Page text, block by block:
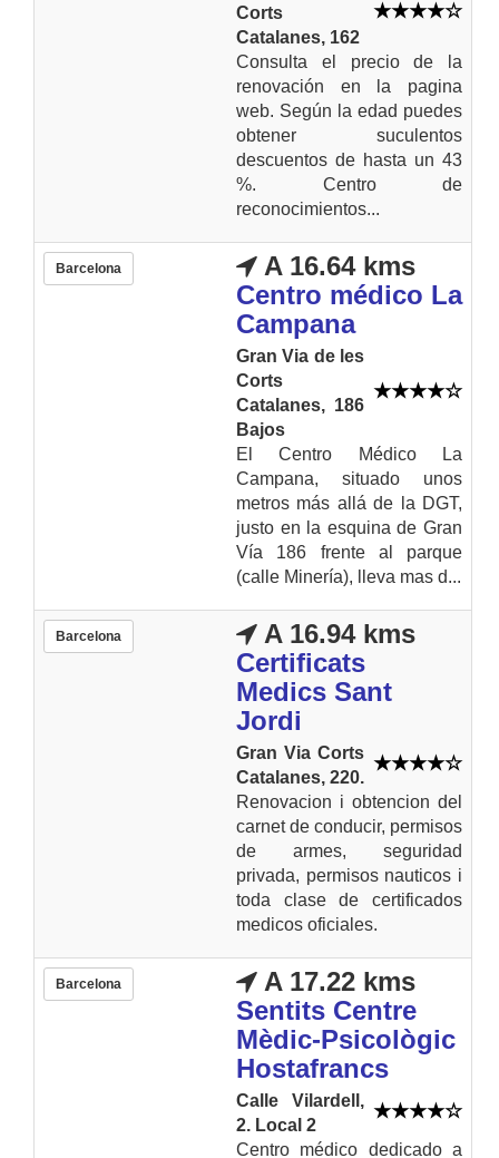
Corts
Catalanes, 162
Consulta el precio de la
renovación en la pagina
web. Según la edad puedes
obtener suculentos
descuentos de hasta un 43
%. Centro de
reconocimientos...
Barcelona
A 16.64 kms
Centro médico La
Campana
Gran Via de les
Corts
Catalanes, 186
Bajos
El Centro Médico La
Campana, situado unos
metros más allá de la DGT,
justo en la esquina de Gran
Vía 186 frente al parque
(calle Minería), lleva mas d...
Barcelona
A 16.94 kms
Certificats
Medics Sant
Jordi
Gran Via Corts
Catalanes, 220.
Renovacion i obtencion del
carnet de conducir, permisos
de armes, seguridad
privada, permisos nauticos i
toda clase de certificados
medicos oficiales.
Barcelona
A 17.22 kms
Sentits Centre
Mèdic-Psicològic
Hostafrancs
Calle Vilardell,
2. Local 2
Centro médico dedicado a